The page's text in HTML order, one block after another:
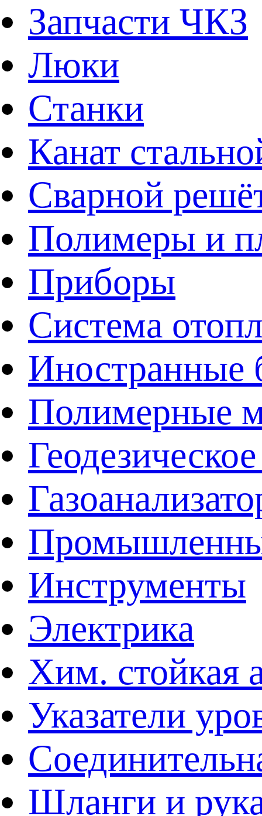
Запчасти ЧКЗ
Люки
Станки
Канат
Сварной
Полимеры и
Приборы
Система
Иностранные
Полимерные
Инструменты
Электрика
Хим. стойкая
Указатели
Шланги и